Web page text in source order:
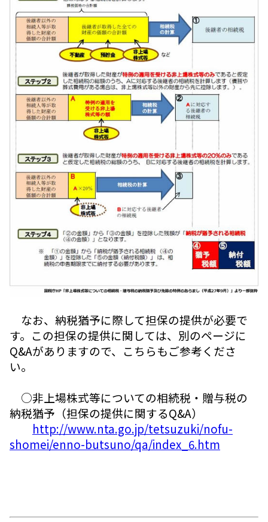
なお、納税猶予に際して担保の提供が必要で
す。この担保の提供に関しては、別のページに
Q&Aがありますので、こちらもご参考くださ
い。
○非上場株式等についての相続税・贈与税の
納税猶予（担保の提供に関するQ&A）
http://www.nta.go.jp/tetsuzuki/nofu-
shomei/enno-butsuno/qa/index_6.htm